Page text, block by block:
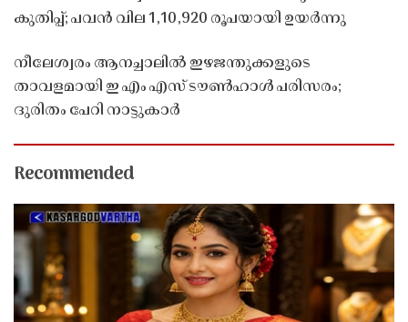
കുതിപ്പ്; പവൻ വില 1,10,920 രൂപയായി ഉയർന്നു
നീലേശ്വരം ആനച്ചാലിൽ ഇഴജന്തുക്കളുടെ
താവളമായി ഇ എം എസ് ടൗൺഹാൾ പരിസരം;
ദുരിതം പേറി നാട്ടുകാർ
Recommended